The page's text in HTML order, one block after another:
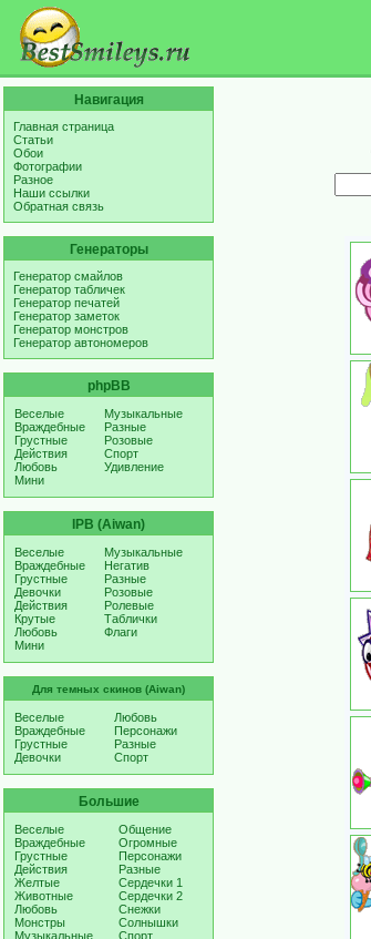
Навигация
Главная страница
Статьи
Обои
Фотографии
Разное
Наши ссылки
Обратная связь
Генераторы
Генератор смайлов
Генератор табличек
Генератор печатей
Генератор заметок
Генератор монстров
Генератор автономеров
phpBB
Веселые
Враждебные
Грустные
Действия
Любовь
Мини
Музыкальные
Разные
Розовые
Спорт
Удивление
IPB (Aiwan)
Веселые
Враждебные
Грустные
Девочки
Действия
Крутые
Любовь
Мини
Музыкальные
Негатив
Разные
Розовые
Ролевые
Таблички
Флаги
Для темных скинов (Aiwan)
Веселые
Враждебные
Грустные
Девочки
Любовь
Персонажи
Разные
Спорт
Большие
Веселые
Враждебные
Грустные
Действия
Желтые
Животные
Любовь
Монстры
Музыкальные
Общение
Огромные
Персонажи
Разные
Сердечки 1
Сердечки 2
Снежки
Солнышки
Спорт